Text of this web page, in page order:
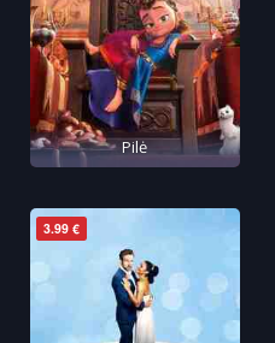
Pilė
3.99 €